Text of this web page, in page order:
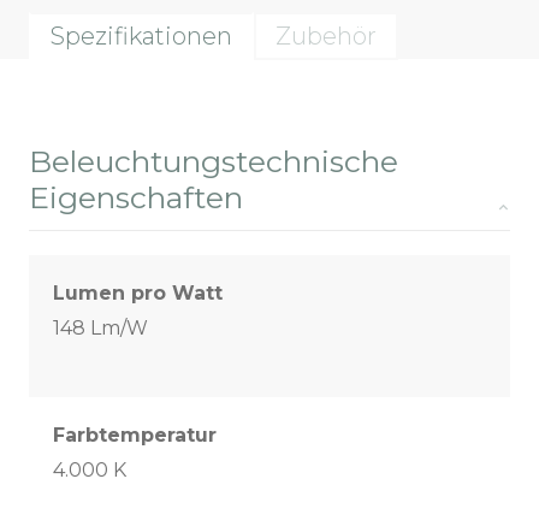
Spezifikationen Zubehör
Beleuchtungstechnische
Eigenschaften
Lumen pro Watt
148 Lm/W
Farbtemperatur
4.000 K